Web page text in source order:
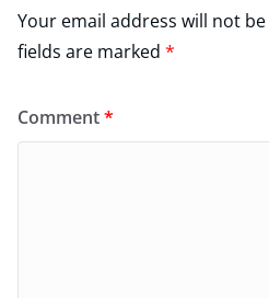
Your email address will not
fields are marked *
Comment*